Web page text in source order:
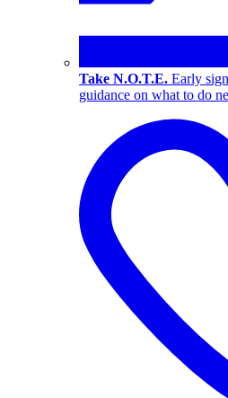
Take N.O.T.E. Early
guidance on what to do